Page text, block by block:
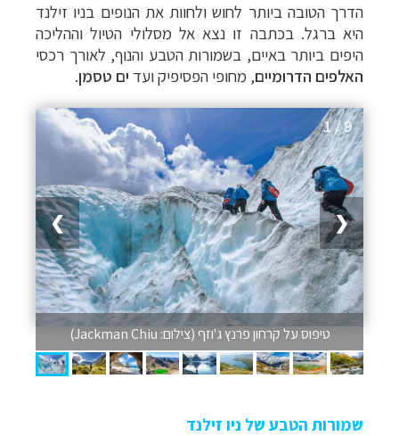
הדרך הטובה ביותר לחוש ולחוות את הנופים בניו זילנד
היא ברגל. בכתבה זו נצא אל מסלולי הטיול וההליכה
היפים ביותר באיים, בשמורות הטבע והנוף, לאורך רכסי
האלפים הדרומיים, מחופי הפסיפיק ועד ים טסמן.
1 / 9
❯ ❮
טיפוס על קרחון פרנץ ג'וזף (צילום: Jackman Chiu)
שמורות הטבע של ניו זילנד